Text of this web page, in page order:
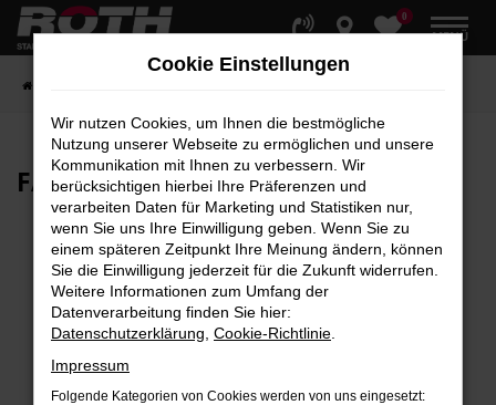
Zum
Hauptinhalt
0
MENÜ
FAHRZEUG-SHOWROOM
Fehler: Network Error
Beim Laden ist ein Fehler aufgetreten.
Hier sind ein paar Tipps, die dir helfen können:
Überprüfe deine Firewall und deine
Cookie Einstellungen
Wir nutzen Cookies, um Ihnen die bestmögliche
Nutzung unserer Webseite zu ermöglichen und unsere
Kommunikation mit Ihnen zu verbessern. Wir
berücksichtigen hierbei Ihre Präferenzen und
verarbeiten Daten für Marketing und Statistiken nur,
wenn Sie uns Ihre Einwilligung geben. Wenn Sie zu
einem späteren Zeitpunkt Ihre Meinung ändern, können
Sie die Einwilligung jederzeit für die Zukunft widerrufen.
Weitere Informationen zum Umfang der
Datenverarbeitung finden Sie hier:
Datenschutzerklärung Cookie-Richtlinie
Impressum
Folgende Kategorien von Cookies werden von uns eingesetzt: